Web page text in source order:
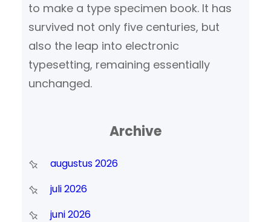
to make a type specimen book. It has
survived not only five centuries, but
also the leap into electronic
typesetting, remaining essentially
unchanged.
Archive
augustus 2026
juli 2026
juni 2026